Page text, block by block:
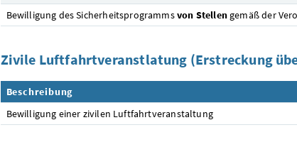
Bewilligung des Sicherheitsprogrammsvon Stellengemäß der
Zivile Luftfahrtveranstlatung (Erstreckung
Beschreibung
Bewilligung einer zivilen Luftfahrtveranstaltung